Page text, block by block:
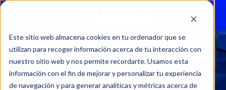
Este sitio web almacena cookies en tu ordenador que se
utilizan para recoger información acerca de tu interacción con
nuestro sitio web y nos permite recordarte. Usamos esta
información con el fin de mejorar y personalizar tu experiencia
de navegación y para generar analíticas y métricas acerca de
GRAND CHEROKEE 3.6 LIMITED X
AT 4X4